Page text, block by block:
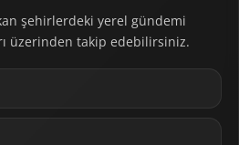
şehirlerdeki yerel gündemi
üzerinden takip edebilirsiniz.